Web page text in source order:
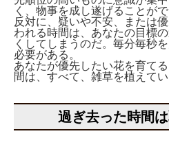
く、物事を成し遂げることがで
反対に、疑いや不安、または
われる時間は、あなたの目標
くしてしまうのだ。毎分毎秒
必要がある。
あなたが優先したい花を育て
間は、すべて、雑草を植えて
過ぎ去った時間